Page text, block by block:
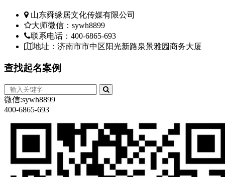
山东舜缘居文化传媒有限公司
大师微信：sywh8899
联系电话：400-6865-693
地址：济南市市中区阳光新路泉景雅园商务大厦
查找起名案例
微信:sywh8899
400-6865-693